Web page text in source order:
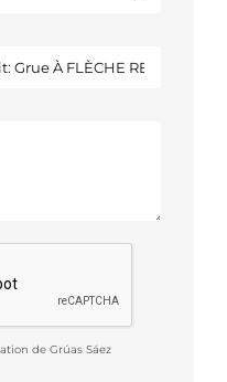
de Grúas Sáez